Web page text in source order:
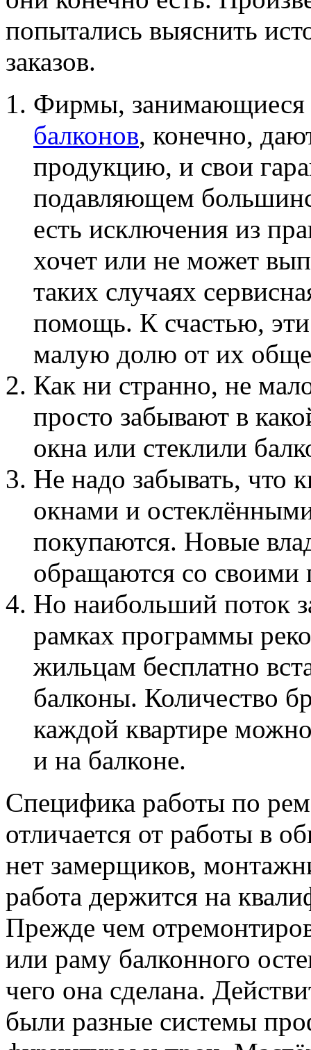
попытались выяснить
заказов.
Фирмы,
балконов, конечно,
продукцию, и свои
подавляющем
есть исключения из
хочет или не может
таких случаях
помощь. К счастью,
малую долю от их
Как ни странно, не
просто забывают в
окна или стеклили
Не надо забывать, что
окнами и
покупаются. Новые
обращаются со своими
Но наибольший поток
рамках программы
жильцам бесплатно
балконы. Количество
каждой квартире
и на балконе.
Специфика работы по
отличается от работы в
нет замерщиков,
работа держится на
Прежде чем
или раму балконного
чего она сделана.
были разные системы